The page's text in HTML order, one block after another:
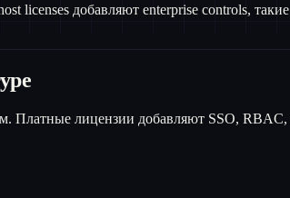
licenses добавляют enterprise controls,
Платные лицензии добавляют SSO,